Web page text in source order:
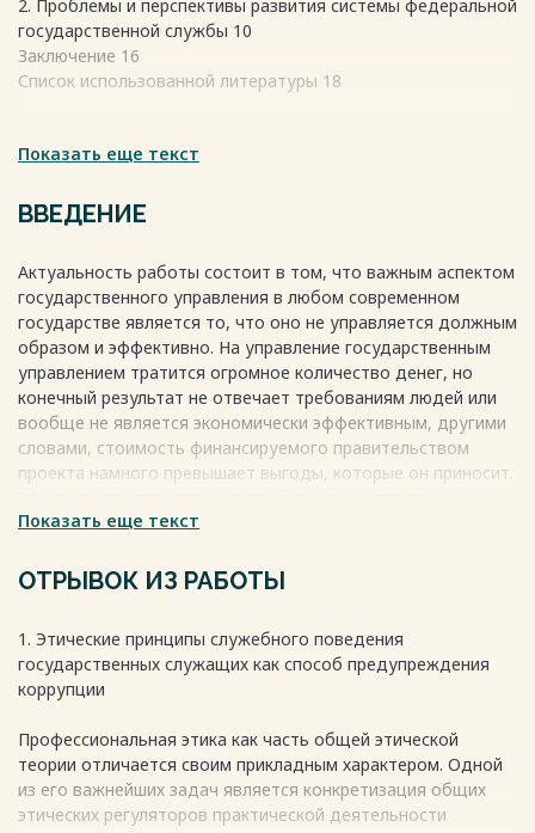
2. Проблемы и перспективы развития системы федеральной
государственной службы 10
Заключение 16
Список использованной литературы 18
Весь текст будет доступен
Показать еще текст
ВВЕДЕНИЕ
Актуальность работы состоит в том, что важным аспектом
государственного управления в любом современном
государстве является то, что оно не управляется должным
образом и эффективно. На управление государственным
управлением тратится огромное количество денег, но
конечный результат не отвечает требованиям людей или
вообще не является экономически эффективным, другими
словами, стоимость финансируемого правительством
проекта намного превышает выгоды, которые он приносит.
особенно в развивающихся странах. С другой стороны, в
выгод.
терпит убытки, частное управление приносит прибыль. Оба
они управляются администраторами. В случае
государственного управления чиновников обычно
менеджеров называют менеджерами. Конечно, термин
"исполнительный" применим в обоих случаях. В
государственном управлении эффективность, как правило,
неудовлетворительна.
Показать еще текст
ОТРЫВОК ИЗ РАБОТЫ
1. Этические принципы служебного поведения
государственных служащих как способ предупреждения
коррупции
Профессиональная этика как часть общей этической
теории отличается своим прикладным характером. Одной
из его важнейших задач является конкретизация общих
этических регуляторов практической деятельности